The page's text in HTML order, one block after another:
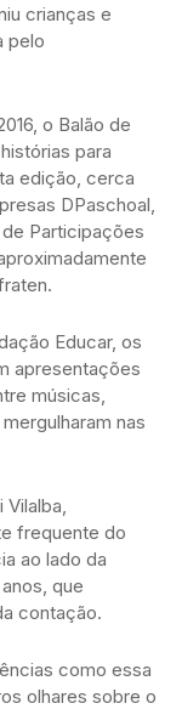
crianças e
pelo
o Balão de
para
edição, cerca
DPaschoal,
Participações
Educar, os
apresentações
músicas,
nas
frequente do
ao lado da
que
contação.
como essa
olhares sobre o